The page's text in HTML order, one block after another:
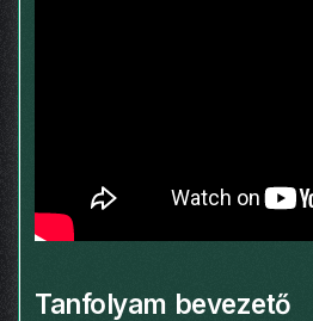
Tanfolyam bevezető